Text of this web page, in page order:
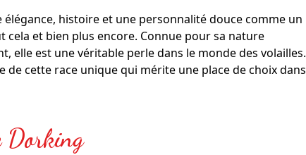
histoire et une personnalité douce comme un
cela et bien plus encore. Connue pour sa nature
elle est une véritable perle dans le monde des volailles.
de cette race unique qui mérite une place de choix dans
Dorking